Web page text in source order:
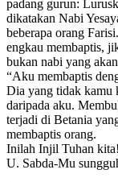
padang gurun:
dikatakan Nabi
beberapa orang
engkau membaptis,
bukan nabi yang
“Aku membaptis
Dia yang tidak kamu
daripada aku.
terjadi di Betania
membaptis orang.
Inilah Injil Tuhan kita!
U. Sabda-Mu